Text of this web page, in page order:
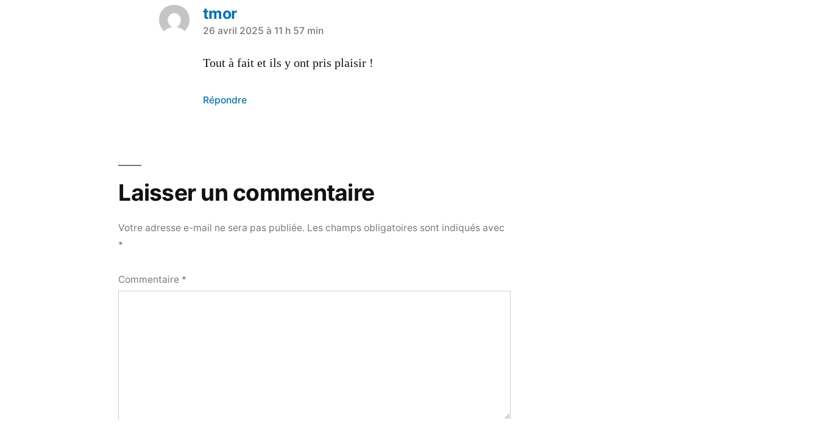
tmor
26 avril 2025 à 11 h 57 min
Tout à fait et ils y ont pris plaisir !
Répondre
Votre adresse e-mail ne sera pas publiée. Les champs obligatoires sont indiqués avec
*
Commentaire *
Laisser un commentaire